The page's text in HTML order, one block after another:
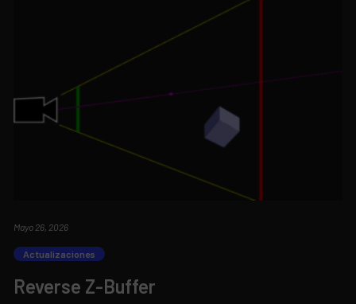
Mayo 26, 2026
Actualizaciones
Reverse Z-Buffer